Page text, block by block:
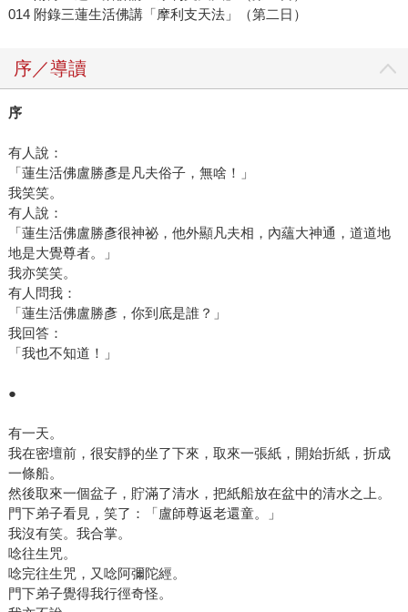
014 附錄三蓮生活佛講「摩利支天法」（第二日）
序／導讀
序
有人說：
「蓮生活佛盧勝彥是凡夫俗子，無啥！」
我笑笑。
有人說：
「蓮生活佛盧勝彥很神祕，他外顯凡夫相，內蘊大神通，道道地
地是大覺尊者。」
我亦笑笑。
有人問我：
「蓮生活佛盧勝彥，你到底是誰？」
我回答：
「我也不知道！」
●
有一天。
我在密壇前，很安靜的坐了下來，取來一張紙，開始折紙，折成
一條船。
然後取來一個盆子，貯滿了清水，把紙船放在盆中的清水之上。
門下弟子看見，笑了：「盧師尊返老還童。」
我沒有笑。我合掌。
唸往生咒。
唸完往生咒，又唸阿彌陀經。
門下弟子覺得我行徑奇怪。